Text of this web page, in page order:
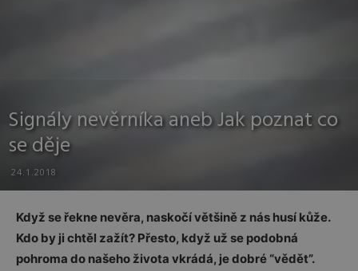
Signály nevěrníka aneb Jak poznat co
se děje
24.1.2018
Když se řekne nevěra, naskočí většině z nás husí kůže.
Kdo by ji chtěl zažít? Přesto, když už se podobná
pohroma do našeho života vkrádá, je dobré “vědět”.